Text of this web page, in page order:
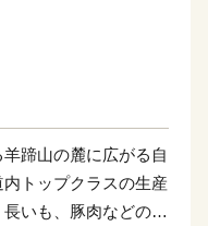
蹄山の麓に広がる自
トップクラスの生産
いも、豚肉などの生